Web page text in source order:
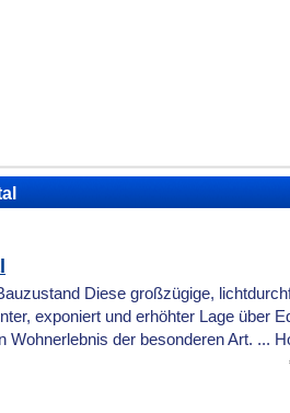
Diese großzügige,
exponiert und erhöhter Lage über
Wohnerlebnis der besonderen Art. ...